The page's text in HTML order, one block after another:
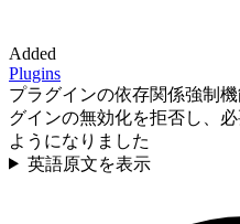
Added
Plugins
プラグインの依存関係強制
グインの無効化を拒否し、
ようになりました
英語原文を表示